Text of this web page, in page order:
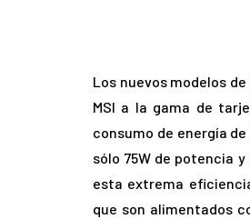
Los nuevos modelos
MSI a la gama de
consumo de energía
sólo 75W de potencia
esta extrema
que son alimentados